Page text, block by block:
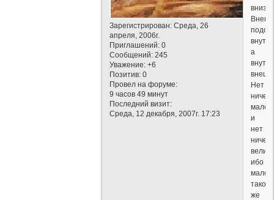
Зарегистрирован: Среда, 26
апреля, 2006г.
Приглашений: 0
Сообщений: 245
Уважение: +6
Позитив: 0
Провел на форуме:
9 часов 49 минут
Последний визит:
Среда, 12 декабря, 2007г. 17:23
внизу.
а
Нет
ничего
и
нет
ничего
ибо
малое
таково
же